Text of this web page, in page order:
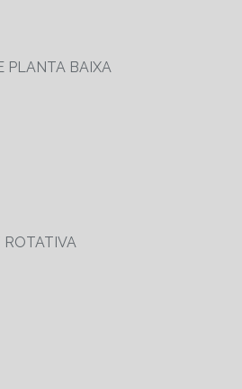
PLANTA BAIXA
ROTATIVA